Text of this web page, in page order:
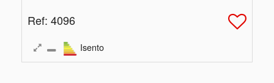
Ref: 4096
Isento